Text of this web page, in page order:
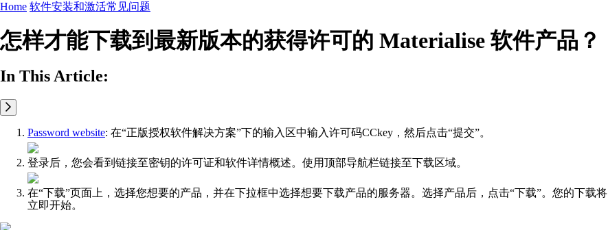
Home 软件安装和激活常见问题
怎样才能下载到最新版本的获得许可的 Materialise 软件产品？
In This Article:
Password website: 在“正版授权软件解决方案”下的输入区中输入许可码CCkey，然后点击“提交”。
登录后，您会看到链接至密钥的许可证和软件详情概述。使用顶部导航栏链接至下载区域。
在“下载”页面上，选择您想要的产品，并在下拉框中选择想要下载产品的服务器。选择产品后，点击“下载”。您的下载将
立即开始。